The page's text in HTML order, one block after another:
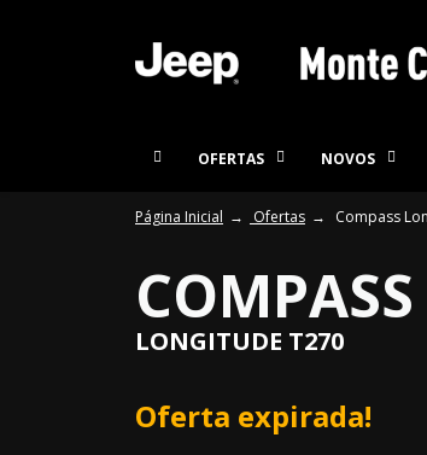
OFERTAS NOVOS
Página Inicial Ofertas Compass
LONGITUDE T270
Oferta expirada!